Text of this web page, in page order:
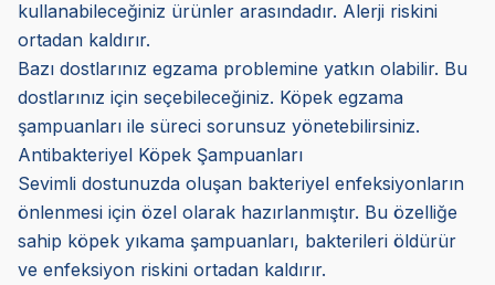
kullanabileceğiniz ürünler arasındadır. Alerji riskini
ortadan kaldırır.
Bazı dostlarınız egzama problemine yatkın olabilir. Bu
dostlarınız için seçebileceğiniz. Köpek egzama
şampuanları ile süreci sorunsuz yönetebilirsiniz.
Antibakteriyel Köpek Şampuanları
Sevimli dostunuzda oluşan bakteriyel enfeksiyonların
önlenmesi için özel olarak hazırlanmıştır. Bu özelliğe
sahip köpek yıkama şampuanları, bakterileri öldürür
ve enfeksiyon riskini ortadan kaldırır.